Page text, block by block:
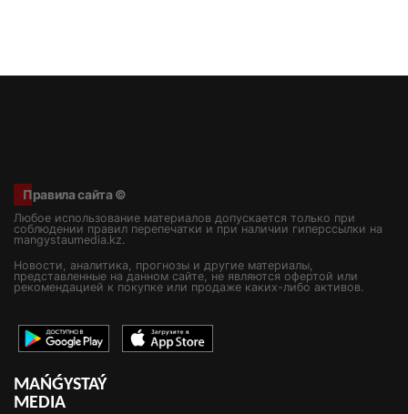
Правила сайта ©
Любое использование материалов допускается только при
соблюдении правил перепечатки и при наличии гиперссылки на
mangystaumedia.kz.
Новости, аналитика, прогнозы и другие материалы,
представленные на данном сайте, не являются офертой или
рекомендацией к покупке или продаже каких-либо активов.
MAŃǴYSTAÝ
MEDIA